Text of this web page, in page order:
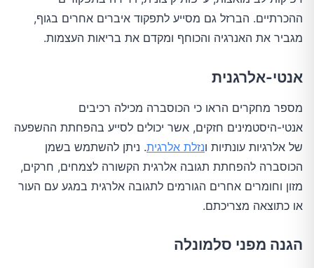
ההכרתיים. הברזל גם מסייע לתפקוד איברים אחרים בגוף,
מגביר את האנרגיה והכוחף ומקדם את בריאות העצמות.
אנטי-אלרגנית
מספר מחקרים הראו כי הכוסברה מכילה רכיבים
אנטי-היסטמינים חזקים, אשר יכולים לסייע בהפחתת ההשפעה
של אלרגיות עונתיות ונזלת אלרגית. ניתן להשתמש בשמן
הכוסברה להפחתת תגובה אלרגית הקשורה לצמחים, חרקים,
מזון וחומרים אחרים הגורמים לתגובה אלרגית במגע עם העור
או כתוצאה מצריכתם.
הגנה מפני סלמונלה